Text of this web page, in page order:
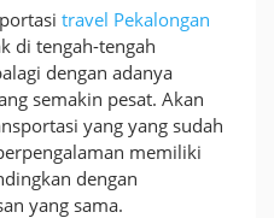
travel Pekalongan
di tengah-tengah
dengan adanya
semakin pesat. Akan
yang yang sudah
memiliki
dengan
yang sama.